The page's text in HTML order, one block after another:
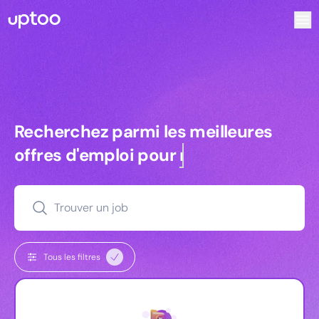
Recherchez parmi les meilleures
Recherchez parmi les meilleures
offres d'emploi pourmanagers
Trouver un job
Tous les filtres